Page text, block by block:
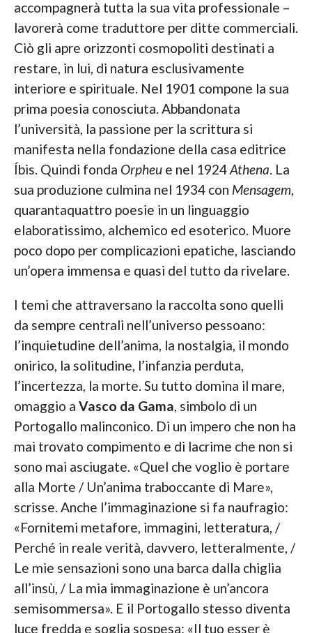
accompagnerà tutta la sua vita professionale –
lavorerà come traduttore per ditte commerciali.
Ciò gli apre orizzonti cosmopoliti destinati a
restare, in lui, di natura esclusivamente
interiore e spirituale. Nel 1901 compone la sua
prima poesia conosciuta. Abbandonata
l’università, la passione per la scrittura si
manifesta nella fondazione della casa editrice
Íbis. Quindi fonda Orpheue nel 1924Athena. La
sua produzione culmina nel 1934 con Mensagem,
quarantaquattro poesie in un linguaggio
elaboratissimo, alchemico ed esoterico. Muore
poco dopo per complicazioni epatiche, lasciando
un’opera immensa e quasi del tutto da rivelare.
I temi che attraversano la raccolta sono quelli
da sempre centrali nell’universo pessoano:
l’inquietudine dell’anima, la nostalgia, il mondo
onirico, la solitudine, l’infanzia perduta,
l’incertezza, la morte. Su tutto domina il mare,
omaggio a Vasco da Gama, simbolo di un
Portogallo malinconico. Di un impero che non ha
mai trovato compimento e di lacrime che non si
sono mai asciugate. «Quel che voglio è portare
alla Morte / Un’anima traboccante di Mare»,
scrisse. Anche l’immaginazione si fa naufragio:
«Fornitemi metafore, immagini, letteratura, /
Perché in reale verità, davvero, letteralmente, /
Le mie sensazioni sono una barca dalla chiglia
all’insù, / La mia immaginazione è un’ancora
semisommersa». E il Portogallo stesso diventa
luce fredda e soglia sospesa: «Il tuo esser è